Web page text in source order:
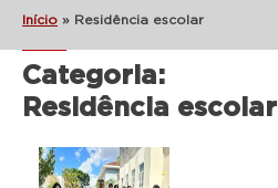
Início » Residência escolar
Categoria:
Residência escolar